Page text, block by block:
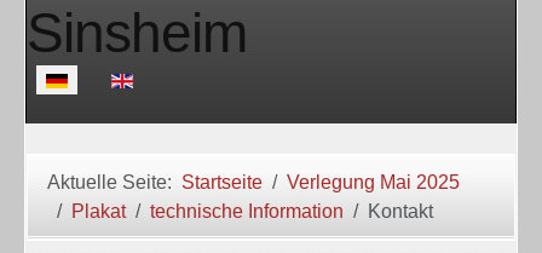
Sinsheim
Sprache auswählen
Aktuelle Seite: Startseite
Verlegung Mai 2025
Plakat
technische Information Kontakt